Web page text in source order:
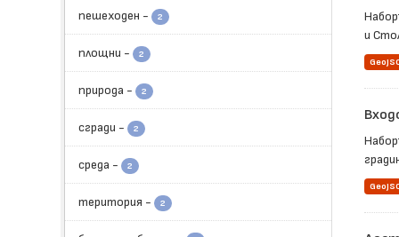
пешеходен - 2
площни - 2
природа - 2
сгради - 2
среда - 2
територия - 2
и